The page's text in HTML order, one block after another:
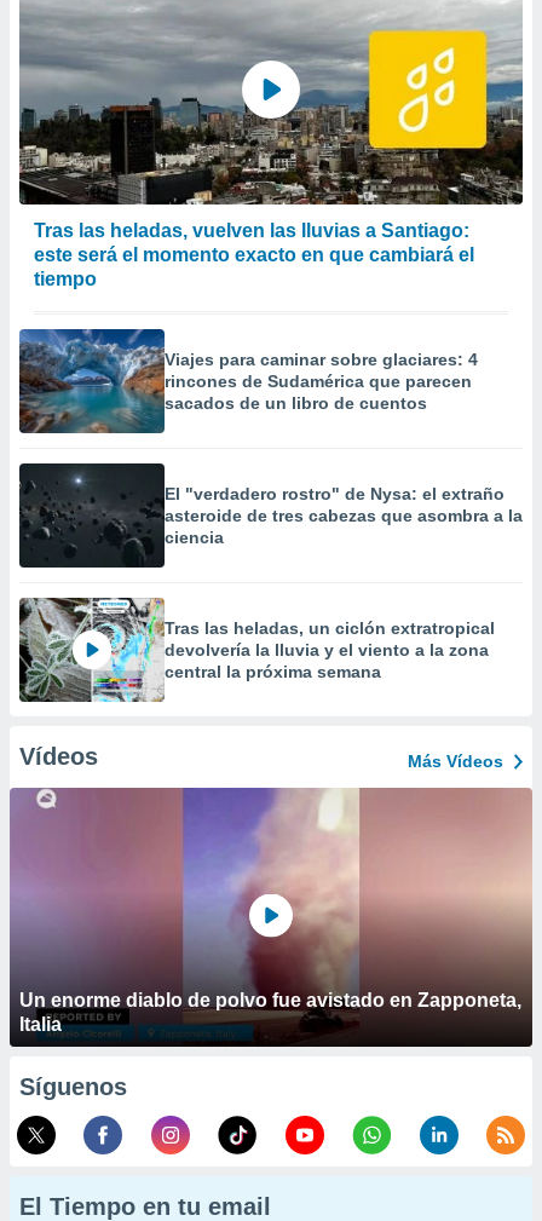
Tras las heladas, vuelven las lluvias a Santiago:
este será el momento exacto en que cambiará el
tiempo
Viajes para caminar sobre glaciares: 4
rincones de Sudamérica que parecen
sacados de un libro de cuentos
El "verdadero rostro" de Nysa: el extraño
asteroide de tres cabezas que asombra a la
ciencia
Tras las heladas, un ciclón extratropical
devolvería la lluvia y el viento a la zona
central la próxima semana
Vídeos Más Vídeos
Un enorme diablo de polvo fue avistado en Zapponeta,
Italia
Síguenos
El Tiempo en tu email